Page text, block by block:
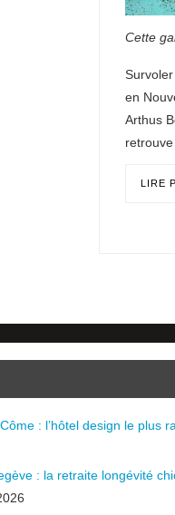
Cette
en
Arthus
LIRE
: l’hôtel design le plus
: la retraite longévité